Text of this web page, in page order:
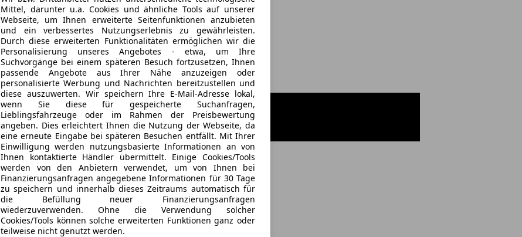
Mittel, darunter u.a. Cookies und ähnliche Tools auf unserer
Webseite, um Ihnen erweiterte Seitenfunktionen anzubieten
und ein verbessertes Nutzungserlebnis zu gewährleisten.
Durch diese erweiterten Funktionalitäten ermöglichen wir die
Personalisierung unseres Angebotes - etwa, um Ihre
Suchvorgänge bei einem späteren Besuch fortzusetzen, Ihnen
passende Angebote aus Ihrer Nähe anzuzeigen oder
personalisierte Werbung und Nachrichten bereitzustellen und
diese auszuwerten. Wir speichern Ihre E-Mail-Adresse lokal,
wenn Sie diese für gespeicherte Suchanfragen,
Lieblingsfahrzeuge oder im Rahmen der Preisbewertung
angeben. Dies erleichtert Ihnen die Nutzung der Webseite, da
eine erneute Eingabe bei späteren Besuchen entfällt. Mit Ihrer
Einwilligung werden nutzungsbasierte Informationen an von
Ihnen kontaktierte Händler übermittelt. Einige Cookies/Tools
werden von den Anbietern verwendet, um von Ihnen bei
Finanzierungsanfragen angegebene Informationen für 30 Tage
zu speichern und innerhalb dieses Zeitraums automatisch für
die Befüllung neuer Finanzierungsanfragen
wiederzuverwenden. Ohne die Verwendung solcher
Cookies/Tools können solche erweiterten Funktionen ganz oder
teilweise nicht genutzt werden.